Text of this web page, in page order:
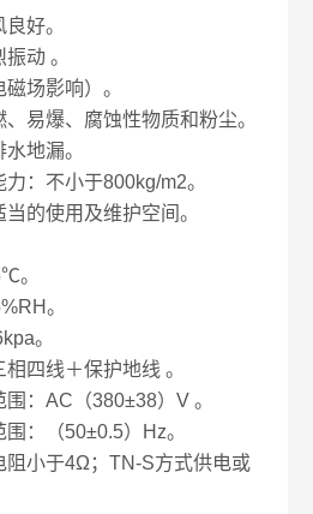
好。
动 。
场影响）。
易爆、腐蚀性物质和粉尘。
地漏。
：不小于800kg/m2。
的使用及维护空间。
。
。
。
四线＋保护地线 。
：AC（380±38）V 。
：（50±0.5）Hz。
阻小于4Ω；TN-S方式供电或